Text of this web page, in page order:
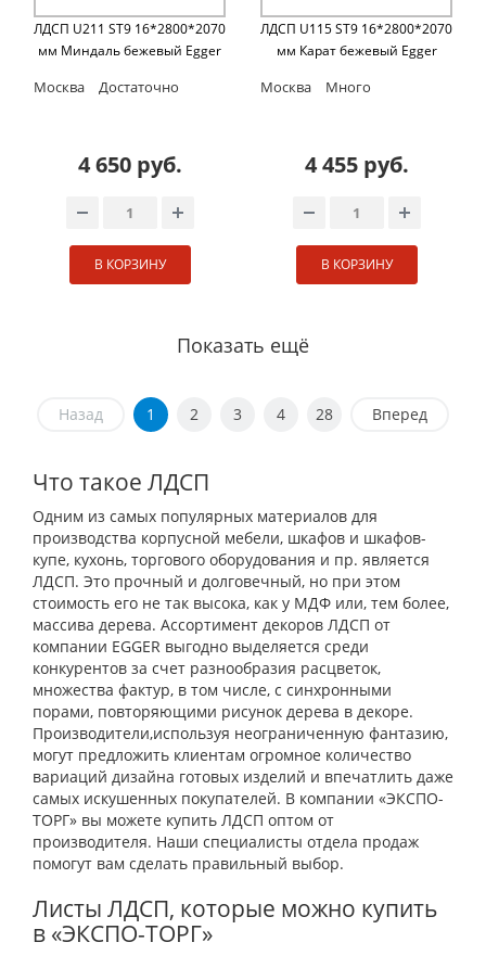
ЛДСП U211 ST9 16*2800*2070
мм Миндаль бежевый Egger
Москва Достаточно
4 650 руб.
В КОРЗИНУ
ЛДСП U115 ST9 16*2800*2070
мм Карат бежевый Egger
Москва Много
4 455 руб.
В КОРЗИНУ
Показать ещё
Назад 1 2 3 4 28 Вперед
Что такое ЛДСП
Одним из самых популярных материалов для
производства корпусной мебели, шкафов и шкафов-
купе, кухонь, торгового оборудования и пр. является
ЛДСП. Это прочный и долговечный, но при этом
стоимость его не так высока, как у МДФ или, тем более,
массива дерева. Ассортимент декоров ЛДСП от
компании EGGER выгодно выделяется среди
конкурентов за счет разнообразия расцветок,
множества фактур, в том числе, с синхронными
порами, повторяющими рисунок дерева в декоре.
Производители,используя неограниченную фантазию,
могут предложить клиентам огромное количество
вариаций дизайна готовых изделий и впечатлить даже
самых искушенных покупателей. В компании «ЭКСПО-
ТОРГ» вы можете купить ЛДСП оптом от
производителя. Наши специалисты отдела продаж
помогут вам сделать правильный выбор.
Листы ЛДСП, которые можно купить
в «ЭКСПО-ТОРГ»